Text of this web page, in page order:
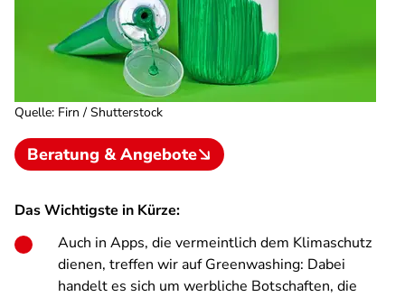
Quelle: Firn / Shutterstock
Beratung & Angebote
Das Wichtigste in Kürze:
Auch in Apps, die vermeintlich dem Klimaschutz
dienen, treffen wir auf Greenwashing: Dabei
handelt es sich um werbliche Botschaften, die